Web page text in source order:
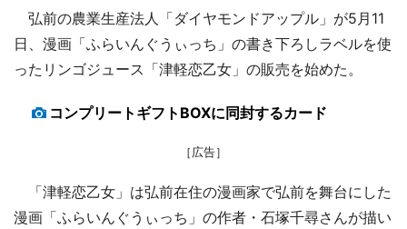
弘前の農業生産法人「ダイヤモンドアップル」が5月11
日、漫画「ふらいんぐうぃっち」の書き下ろしラベルを使
ったリンゴジュース「津軽恋乙女」の販売を始めた。
コンプリートギフトBOXに同封するカード
［広告］
「津軽恋乙女」は弘前在住の漫画家で弘前を舞台にした
漫画「ふらいんぐうぃっち」の作者・石塚千尋さんが描い